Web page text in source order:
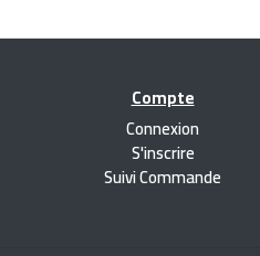
Compte
Connexion
S'inscrire
Suivi Commande